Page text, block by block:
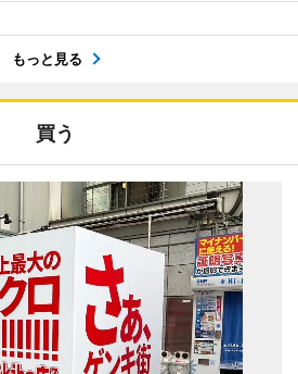
もっと見る
買う